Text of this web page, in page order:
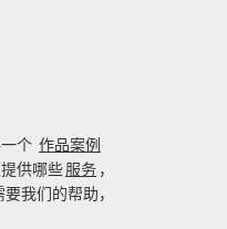
个 作品案例
供哪些服务 ，
我们的帮助，